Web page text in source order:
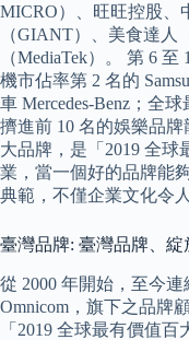
MICRO）、旺旺控股、
（GIANT）、美食達
（MediaTek）。 第 6
機市佔率第 2 名的
車 Mercedes-Benz；全
擠進前 10 名的娛樂品牌
大品牌，是「2019 全球
業，當一個好的品牌能
典範，不僅企業文化令
臺灣品牌: 臺灣品牌、綻
從 2000 年開始，至今
Omnicom，旗下之品牌
「2019 全球最有價值